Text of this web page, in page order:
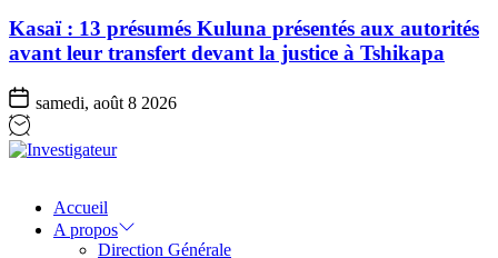
Kasaï : 13 présumés Kuluna présentés aux autorités
avant leur transfert devant la justice à Tshikapa
samedi, août 8 2026
Accueil
A propos
Direction Générale